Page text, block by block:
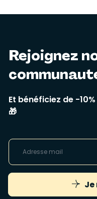
Rejoignez
Et bénéficiez de -
🎁
Je